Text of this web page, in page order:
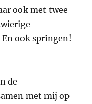
ook met twee
ook springen!
de
met mij op